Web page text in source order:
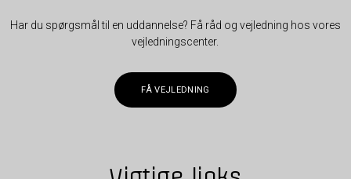
Har du spørgsmål til en uddannelse? Få råd og vejledning hos vores
vejledningscenter.
FÅ VEJLEDNING